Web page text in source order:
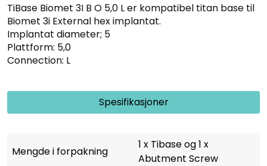
TiBase Biomet 3I B O 5,0 L er kompatibel titan base til
Biomet 3i External hex implantat.
Implantat diameter; 5
Plattform: 5,0
Connection: L
Spesifikasjoner
Mengde i forpakning
1 x Tibase og 1 x
Abutment Screw